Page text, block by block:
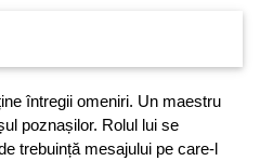
întregii omeniri. Un maestru
poznașilor. Rolul lui se
trebuință mesajului pe care-l